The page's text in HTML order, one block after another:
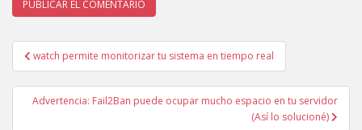
Navegación
de
entradas
watch permite monitorizar tu sistema en tiempo real
Advertencia: Fail2Ban puede ocupar mucho espacio en tu servidor
(Así lo solucioné)